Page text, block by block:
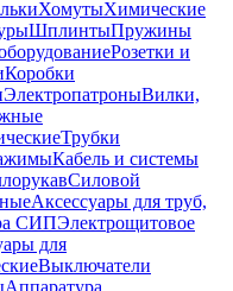
ХомутыХимические
ШплинтыПружины
Розетки и
Коробки
ЭлектропатроныВилки,
Трубки
Кабель и системы
Силовой
Аксессуары для труб,
СИПЭлектрощитовое
для
Выключатели
Аппаратура